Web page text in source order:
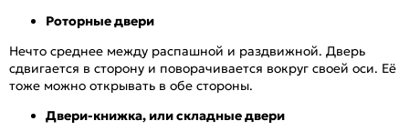
Роторные двери
Нечто среднее между распашной и раздвижной. Дверь
сдвигается в сторону и поворачивается вокруг своей оси. Её
тоже можно открывать в обе стороны.
Двери-книжка, или складные двери